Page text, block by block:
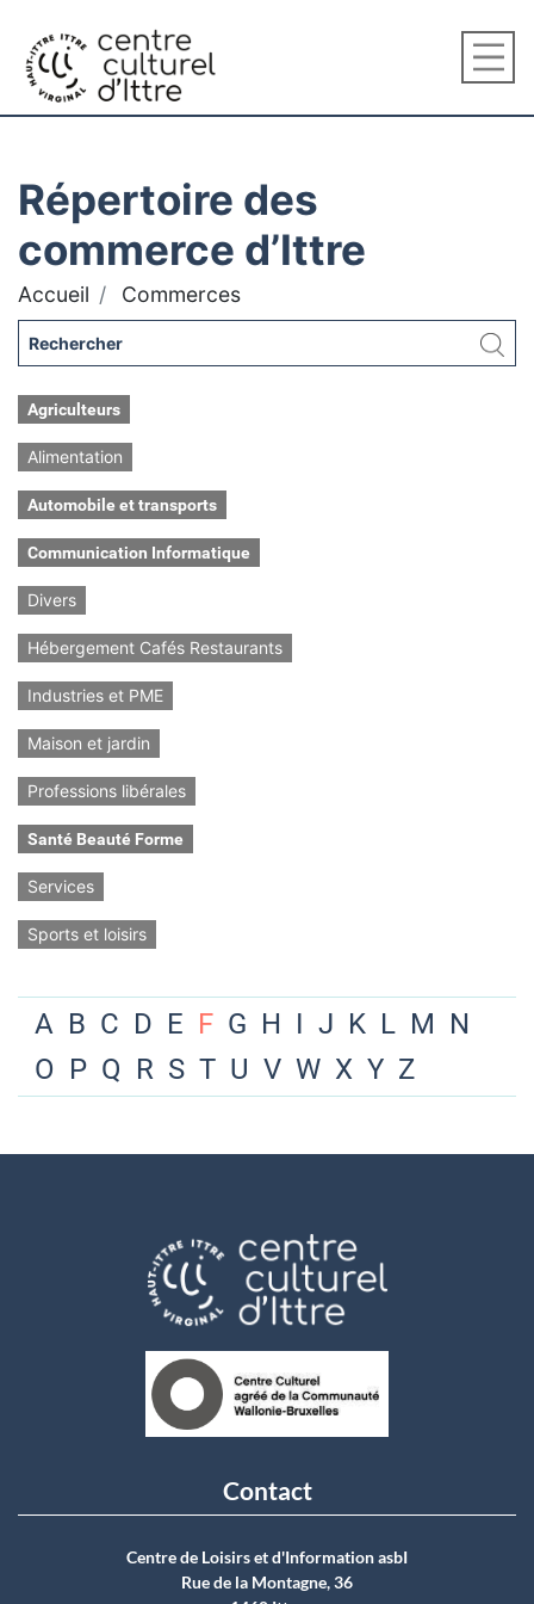
Répertoire des
commerce d’Ittre
Accueil Commerces
Agriculteurs
Alimentation
Automobile et transports
Communication Informatique
Divers
Hébergement Cafés Restaurants
Industries et PME
Maison et jardin
Professions libérales
Santé Beauté Forme
Services
Sports et loisirs
A B C D E F G H I J K L M N
O P Q R S T U V W X Y Z
Contact
Centre de Loisirs et d'Information asbI
Rue de la Montagne, 36